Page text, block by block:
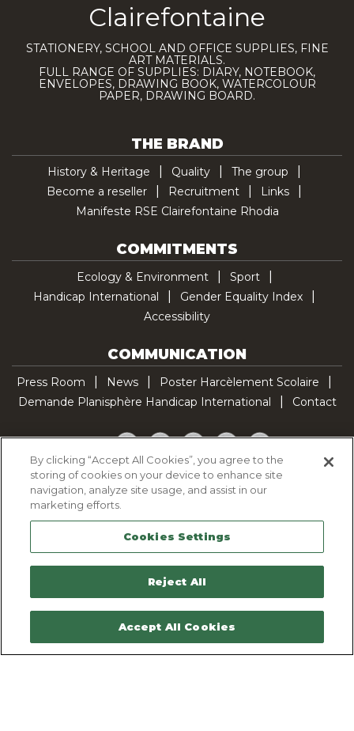
Clairefontaine
STATIONERY, SCHOOL AND OFFICE SUPPLIES, FINE
ART MATERIALS.
FULL RANGE OF SUPPLIES: DIARY, NOTEBOOK,
ENVELOPES, DRAWING BOOK, WATERCOLOUR
PAPER, DRAWING BOARD.
THE BRAND
History & Heritage Quality
The group
Become a reseller
Recruitment
Links
Manifeste RSE Clairefontaine Rhodia
COMMITMENTS
Ecology & Environment
Sport
Handicap International
Gender Equality Index
Accessibility
COMMUNICATION
Press Room News
Poster Harcèlement Scolaire
Demande Planisphère Handicap International
Contact
Facebook
TwitterYouTubePinterestTikTok
Cookie Policy
Legal Notice
Sitemap
Contactez-nous
By clicking “Accept All Cookies”, you agree to the
storing of cookies on your device to enhance site
navigation, analyze site usage, and assist in our
marketing efforts.
Cookies Settings
Reject All
Accept All Cookies